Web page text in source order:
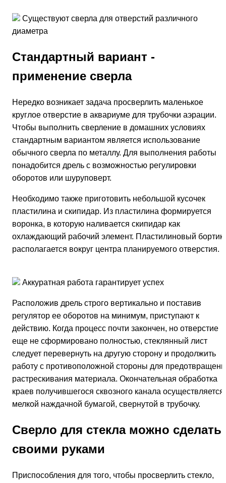
Существуют сверла для отверстий различного
диаметра
Стандартный вариант -
применение сверла
Нередко возникает задача просверлить маленькое
круглое отверстие в аквариуме для трубочки аэрации.
Чтобы выполнить сверление в домашних условиях
стандартным вариантом является использование
обычного сверла по металлу. Для выполнения работы
понадобится дрель с возможностью регулировки
оборотов или шуруповерт.
Необходимо также приготовить небольшой кусочек
пластилина и скипидар. Из пластилина формируется
воронка, в которую наливается скипидар как
охлаждающий рабочий элемент. Пластилиновый бортик
располагается вокруг центра планируемого отверстия.
Аккуратная работа гарантирует успех
Расположив дрель строго вертикально и поставив
регулятор ее оборотов на минимум, приступают к
действию. Когда процесс почти закончен, но отверстие
еще не сформировано полностью, стеклянный лист
следует перевернуть на другую сторону и продолжить
работу с противоположной стороны для
растрескивания материала. Окончательная обработка
краев получившегося сквозного канала осуществляется
мелкой наждачной бумагой, свернутой в трубочку.
Сверло для стекла можно сделать
своими руками
Приспособления для того, чтобы просверлить стекло,